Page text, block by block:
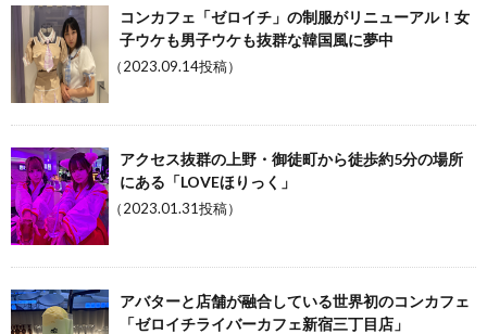
コンカフェ「ゼロイチ」の制服がリニューアル！女
子ウケも男子ウケも抜群な韓国風に夢中
（2023.09.14投稿）
アクセス抜群の上野・御徒町から徒歩約5分の場所
にある「LOVEほりっく」
（2023.01.31投稿）
アバターと店舗が融合している世界初のコンカフェ
「ゼロイチライバーカフェ新宿三丁目店」